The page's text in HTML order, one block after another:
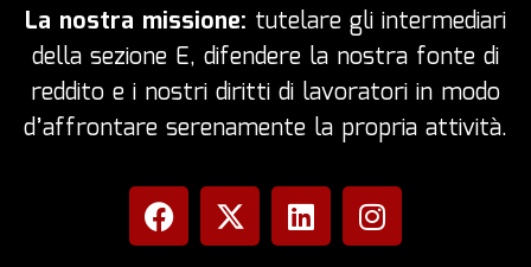
La nostra missione: tutelare gli intermediari
della sezione E, difendere la nostra fonte di
reddito e i nostri diritti di lavoratori in modo
d’affrontare serenamente la propria attività.